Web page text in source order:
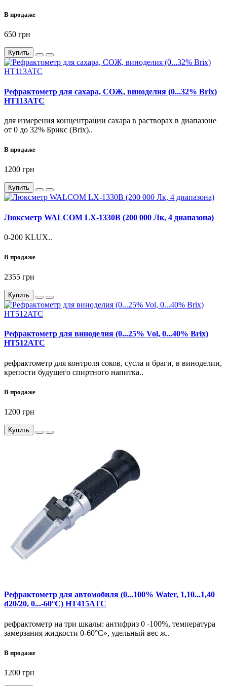
В продаже
650 грн
Купить
Рефрактометр для сахара, СОЖ, виноделия (0...32% Brix)
HT113ATC
для измерения концентрации сахара в растворах в диапазоне
от 0 до 32% Брикс (Brix)..
В продаже
1200 грн
Купить
Люксметр WALCOM LX-1330B (200 000 Лк, 4 диапазона)
0-200 KLUX..
В продаже
2355 грн
Купить
Рефрактометр для виноделия (0...25% Vol, 0...40% Brix)
HT512ATC
рефрактометр для контроля соков, сусла и браги, в виноделии,
крепости будущего спиртного напитка..
В продаже
1200 грн
Купить
Рефрактометр для автомобиля (0...100% Water, 1,10...1,40
d20/20, 0...-60°C) HT415ATC
рефрактометр на три шкалы: антифриз 0 -100%, температура
замерзания жидкости 0-60°C», удельный вес ж..
В продаже
1200 грн